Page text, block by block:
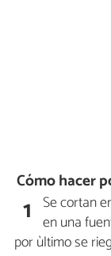
Cómo hacer
1 Se cortan
en una
por ùltimo se